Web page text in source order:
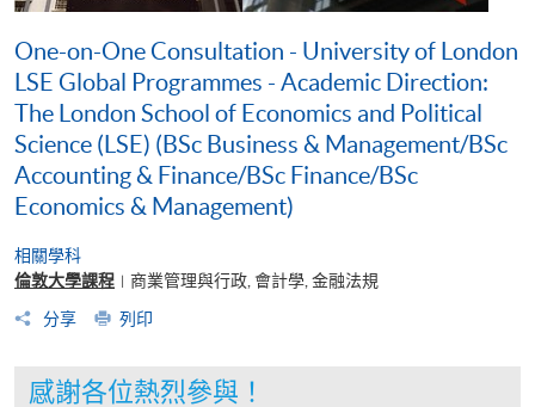
One-on-One Consultation - University of London
LSE Global Programmes - Academic Direction:
The London School of Economics and Political
Science (LSE) (BSc Business & Management/BSc
Accounting & Finance/BSc Finance/BSc
Economics & Management)
相關學科
倫敦大學課程 | 商業管理與行政, 會計學, 金融法規
分享
列印
感謝各位熱烈參與！